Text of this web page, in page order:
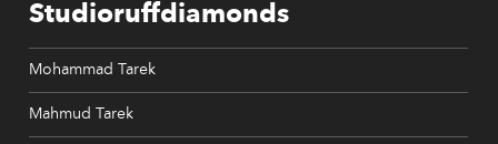
Studioruffdiamonds
Mohammad Tarek
Mahmud Tarek